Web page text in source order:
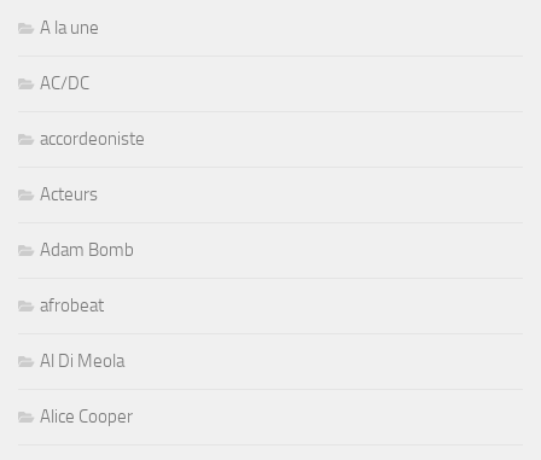
A la une
AC/DC
accordeoniste
Acteurs
Adam Bomb
afrobeat
Al Di Meola
Alice Cooper